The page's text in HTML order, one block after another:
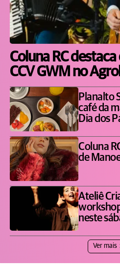
Coluna RC
CCV GWM no
Planalto
café da
Dia dos
Coluna
de
Ateliê
neste
Ver mais